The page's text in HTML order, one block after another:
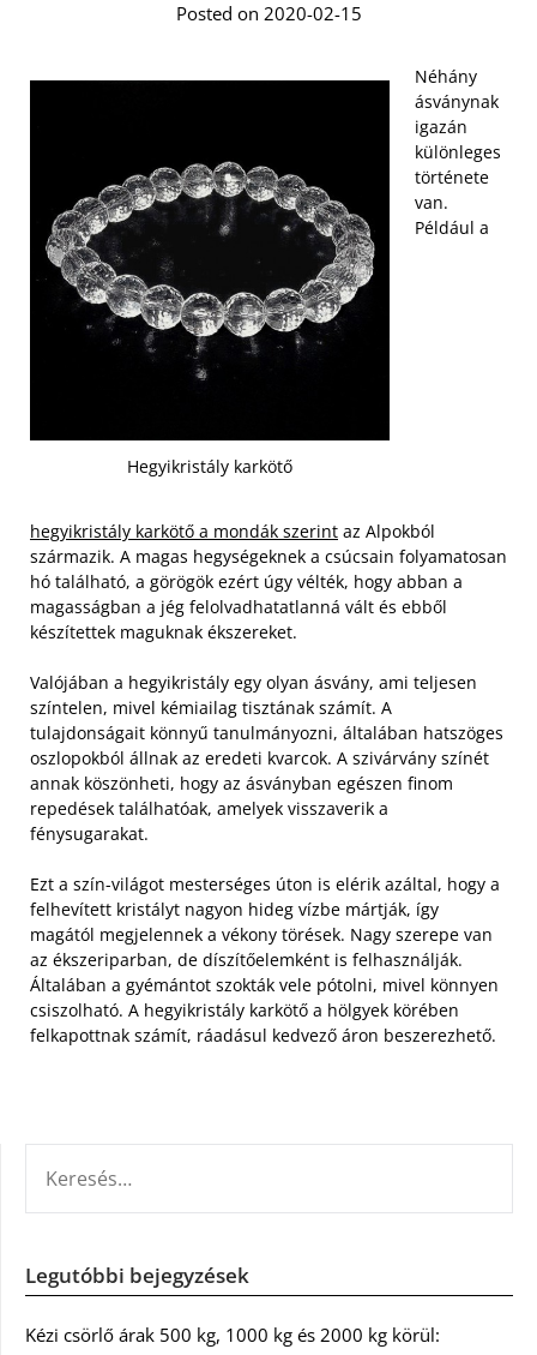
Posted on 2020-02-15
Hegyikristály karkötő
Néhány
ásványnak
igazán
különleges
története
van.
Például a
hegyikristály karkötő a mondák szerint az Alpokból
származik. A magas hegységeknek a csúcsain folyamatosan
hó található, a görögök ezért úgy vélték, hogy abban a
magasságban a jég felolvadhatatlanná vált és ebből
készítettek maguknak ékszereket.
Valójában a hegyikristály egy olyan ásvány, ami teljesen
színtelen, mivel kémiailag tisztának számít. A
tulajdonságait könnyű tanulmányozni, általában hatszöges
oszlopokból állnak az eredeti kvarcok. A szivárvány színét
annak köszönheti, hogy az ásványban egészen finom
repedések találhatóak, amelyek visszaverik a
fénysugarakat.
Ezt a szín-világot mesterséges úton is elérik azáltal, hogy a
felhevített kristályt nagyon hideg vízbe mártják, így
magától megjelennek a vékony törések. Nagy szerepe van
az ékszeriparban, de díszítőelemként is felhasználják.
Általában a gyémántot szokták vele pótolni, mivel könnyen
csiszolható. A hegyikristály karkötő a hölgyek körében
felkapottnak számít, ráadásul kedvező áron beszerezhető.
Legutóbbi bejegyzések
Kézi csörlő árak 500 kg, 1000 kg és 2000 kg körül: